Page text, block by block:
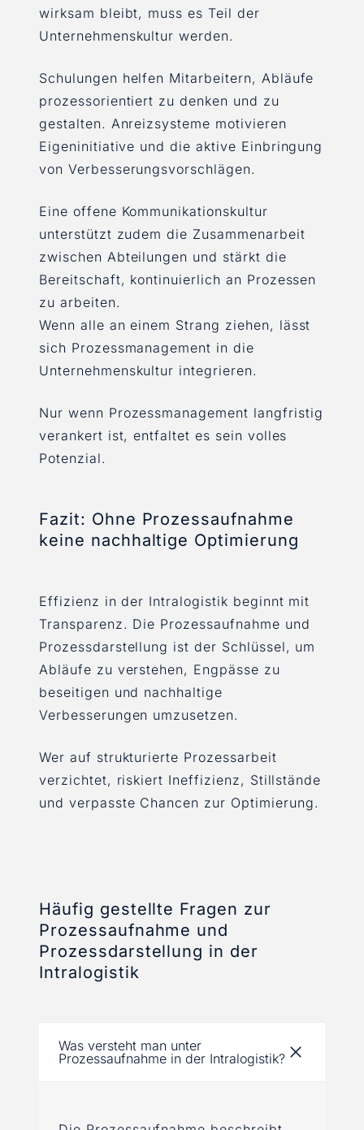
wirksam bleibt, muss es Teil der
Unternehmenskultur werden.
Schulungen helfen Mitarbeitern, Abläufe
prozessorientiert zu denken und zu
gestalten. Anreizsysteme motivieren
Eigeninitiative und die aktive Einbringung
von Verbesserungsvorschlägen.
Eine offene Kommunikationskultur
unterstützt zudem die Zusammenarbeit
zwischen Abteilungen und stärkt die
Bereitschaft, kontinuierlich an Prozessen
zu arbeiten.
Wenn alle an einem Strang ziehen, lässt
sich Prozessmanagement in die
Unternehmenskultur integrieren.
Nur wenn Prozessmanagement langfristig
verankert ist, entfaltet es sein volles
Potenzial.
Fazit: Ohne Prozessaufnahme
keine nachhaltige Optimierung
Effizienz in der Intralogistik beginnt mit
Transparenz. Die Prozessaufnahme und
Prozessdarstellung ist der Schlüssel, um
Abläufe zu verstehen, Engpässe zu
beseitigen und nachhaltige
Verbesserungen umzusetzen.
Wer auf strukturierte Prozessarbeit
verzichtet, riskiert Ineffizienz, Stillstände
und verpasste Chancen zur Optimierung.
Häufig gestellte Fragen zur
Prozessaufnahme und
Prozessdarstellung in der
Intralogistik
Was versteht man unter
Prozessaufnahme in der Intralogistik?